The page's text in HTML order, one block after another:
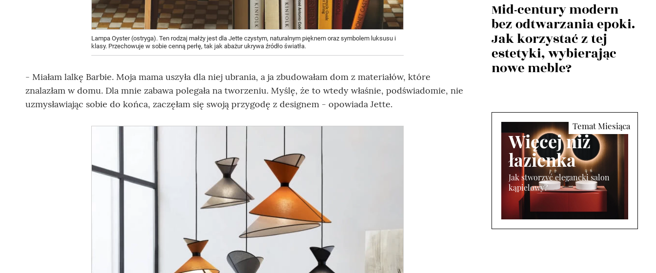
Lampa Oyster (ostryga). Ten rodzaj małży jest dla Jette czystym, naturalnym pięknem oraz symbolem luksusu i
klasy. Przechowuje w sobie cenną perłę, tak jak abażur ukrywa źródło światła.
- Miałam lalkę Barbie. Moja mama uszyła dla niej ubrania, a ja zbudowałam dom z materiałów, które
znalazłam w domu. Dla mnie zabawa polegała na tworzeniu. Myślę, że to wtedy właśnie, podświadomie, nie
uzmysławiając sobie do końca, zaczęłam się swoją przygodę z designem - opowiada Jette.
Mid-century modern
bez odtwarzania epoki.
Jak korzystać z tej
estetyki, wybierając
nowe meble?
Więcej niż
łazienka
Jak stworzyć elegancki salon
kąpielowy?